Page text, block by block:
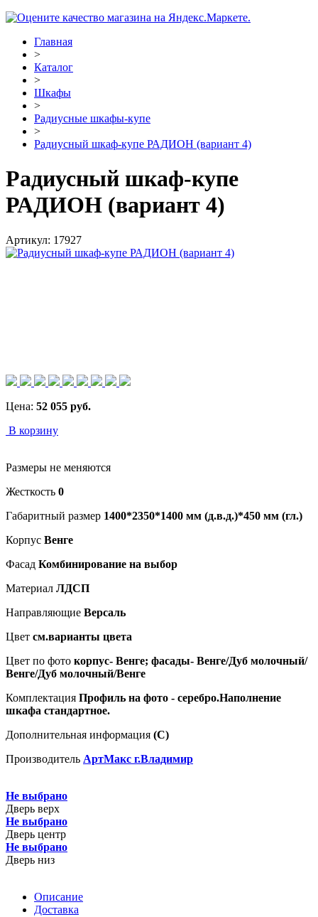
Главная
>
Каталог
>
Шкафы
>
Радиусные шкафы-купе
>
Радиусный шкаф-купе РАДИОН (вариант 4)
Радиусный шкаф-купе
РАДИОН (вариант 4)
Артикул: 17927
Цена: 52 055 руб.
В корзину
Размеры не меняются
Жесткость 0
Габаритный размер 1400*2350*1400 мм (д.в.д.)*450 мм (гл.)
Корпус Венге
Фасад Комбинирование на выбор
Материал ЛДСП
Направляющие Версаль
Цвет см.варианты цвета
Цвет по фото корпус- Венге; фасады- Венге/Дуб молочный/
Венге/Дуб молочный/Венге
Комплектация Профиль на фото - серебро.Наполнение
шкафа стандартное.
Дополнительная информация (С)
Производитель АртМакс г.Владимир
Не выбрано
Дверь верх
Не выбрано
Дверь центр
Не выбрано
Дверь низ
Описание
Доставка